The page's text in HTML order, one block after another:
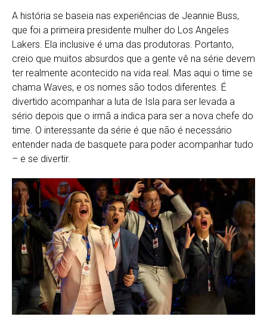
A história se baseia nas experiências de Jeannie Buss,
que foi a primeira presidente mulher do Los Angeles
Lakers. Ela inclusive é uma das produtoras. Portanto,
creio que muitos absurdos que a gente vê na série devem
ter realmente acontecido na vida real. Mas aqui o time se
chama Waves, e os nomes são todos diferentes. É
divertido acompanhar a luta de Isla para ser levada a
sério depois que o irmã a indica para ser a nova chefe do
time. O interessante da série é que não é necessário
entender nada de basquete para poder acompanhar tudo
– e se divertir.